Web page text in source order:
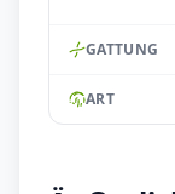
GATTUNG
ART